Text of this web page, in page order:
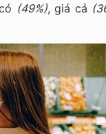
(49%), giá cả